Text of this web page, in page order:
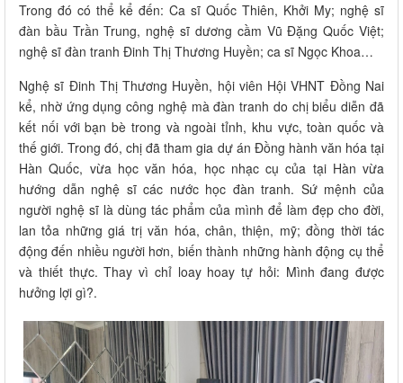
Trong đó có thể kể đến: Ca sĩ Quốc Thiên, Khởi My; nghệ sĩ
đàn bầu Trần Trung, nghệ sĩ dương cầm Vũ Đặng Quốc Việt;
nghệ sĩ đàn tranh Đinh Thị Thương Huyền; ca sĩ Ngọc Khoa…
Nghệ sĩ Đinh Thị Thương Huyền, hội viên Hội VHNT Đồng Nai
kể, nhờ ứng dụng công nghệ mà đàn tranh do chị biểu diễn đã
kết nối với bạn bè trong và ngoài tỉnh, khu vực, toàn quốc và
thế giới. Trong đó, chị đã tham gia dự án Đồng hành văn hóa tại
Hàn Quốc, vừa học văn hóa, học nhạc cụ của tại Hàn vừa
hướng dẫn nghệ sĩ các nước học đàn tranh. Sứ mệnh của
người nghệ sĩ là dùng tác phẩm của mình để làm đẹp cho đời,
lan tỏa những giá trị văn hóa, chân, thiện, mỹ; đồng thời tác
động đến nhiều người hơn, biến thành những hành động cụ thể
và thiết thực. Thay vì chỉ loay hoay tự hỏi: Mình đang được
hưởng lợi gì?.